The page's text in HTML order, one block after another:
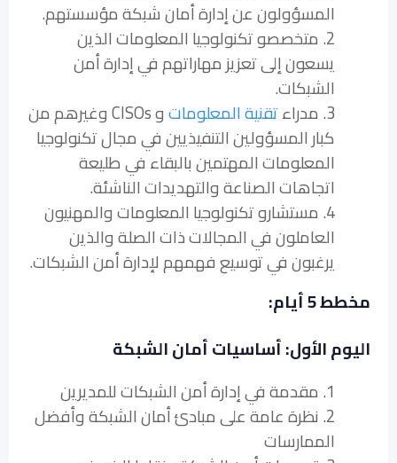
المسؤولون عن إدارة أمان شبكة مؤسستهم.
2. متخصصو تكنولوجيا المعلومات الذين
يسعون إلى تعزيز مهاراتهم في إدارة أمن
الشبكات.
3. مدراء
تقنية المعلومات
و CISOs وغيرهم من
كبار المسؤولين التنفيذيين في مجال تكنولوجيا
المعلومات المهتمين بالبقاء في طليعة
اتجاهات الصناعة والتهديدات الناشئة.
4. مستشارو تكنولوجيا المعلومات والمهنيون
العاملون في المجالات ذات الصلة والذين
يرغبون في توسيع فهمهم لإدارة أمن الشبكات.
مخطط 5 أيام:
اليوم الأول: أساسيات أمان الشبكة
1. مقدمة في إدارة أمن الشبكات للمديرين
2. نظرة عامة على مبادئ أمان الشبكة وأفضل
الممارسات